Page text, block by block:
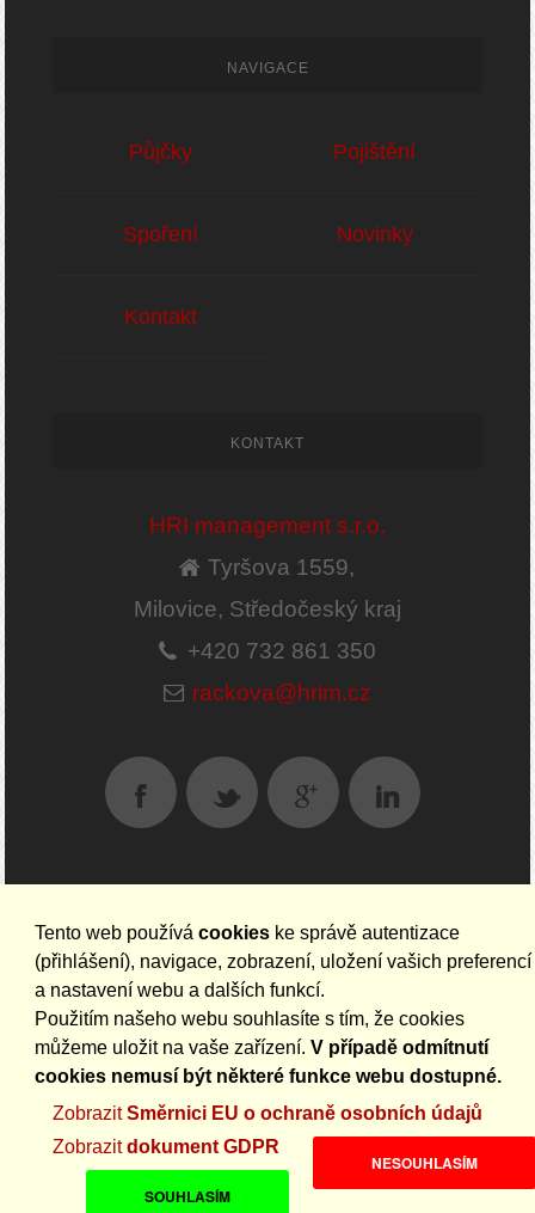
NAVIGACE
Půjčky Pojištění
Spoření Novinky
Kontakt
KONTAKT
HRI management s.r.o.
Tyršova 1559,
Milovice, Středočeský kraj
+420 732 861 350
rackova@hrim.cz
AKTUALITY NA EMAIL
Tento web používá cookies ke správě autentizace
(přihlášení), navigace, zobrazení, uložení vašich preferencí
a nastavení webu a dalších funkcí.
Použitím našeho webu souhlasíte s tím, že cookies
můžeme uložit na vaše zařízení. V případě odmítnutí
cookies nemusí být některé funkce webu dostupné.
ZobrazitSměrnici EU o ochraně osobních údajů
Zobrazitdokument GDPR
NESOUHLASÍM
SOUHLASÍM